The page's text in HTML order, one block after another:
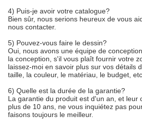
4) Puis-je avoir votre catalogue?
Bien sûr, nous serions heureux de vous
nous contacter.
5) Pouvez-vous faire le dessin?
Oui, nous avons une équipe de
la conception, s'il vous plaît fournir votre
laissez-moi en savoir plus sur vos détails
taille, la couleur, le matériau, le budget,
6) Quelle est la durée de la garantie?
La garantie du produit est d'un an, et leur
plus de 10 ans, ne vous inquiétez pas
faisons toujours le meilleur.